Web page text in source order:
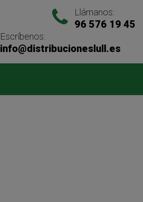
Llámanos:
96 576 19 45
Escríbenos:
info@distribucioneslull.es